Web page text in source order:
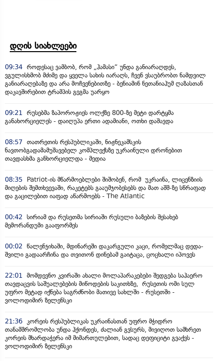
დღის სიახლეები
09:34 როდესაც ვამბობ, რომ „ჰამასი“ უნდა განიარაღდეს,
ვგულისხმობ მძიმე და ყველა სახის იარაღს, ჩვენ ვსაუბრობთ ნამდვილ
განიარაღებაზე და არა მოჩვენებითზე - ბენიამინ ნეთანიაჰუმ ღაზასთან
დაკავშირებით ტრამპის გეგმა უარყო
09:21
რუსებმა ზაპოროჟიეს ოლქზე 800-ზე მეტი დარტყმა
განახორციელეს - დაიღუპა ერთი ადამიანი, ოთხი დაშავდა
08:57 თათრეთის რესპუბლიკაში, ნიჟნეკამსკის
ნავთობგადამამუშავებელ კომპლექსზე უკრაინული დრონებით
თავდასხმა განხორციელდა - მედია
08:35
Patriot-ის მწარმოებლები შიშობენ, რომ უკრაინა, ლიცენზიის
მიღების შემთხვევაში, რაკეტებს გააუმჯობესებს და მათ აშშ-ზე სწრაფად
და გაცილებით იაფად აწარმოებს - The Atlantic
00:42
სირიამ და რუსეთმა სირიაში რუსული ბაზების შესახებ
მემორანდუმი გააფორმეს
00:02
წალენჯიხაში, მდინარეში დაკარგული კაცი, რომელმაც დედა-
შვილი გადაარჩინა და თვითონ დინებამ გაიტაცა, ცოცხალი იპოვეს
22:01
მომდევნო კვირაში ახალი მოლაპარაკებები შედგება საჰაერო
თავდაცვის საშუალებების მიწოდების საკითხზე, რუსეთის ომი სულ
უფრო მეტად იქნება საგრძნობი მათივე სახლში - რუსეთში -
ვოლოდიმირ ზელენსკი
21:36
კორეის რესპუბლიკას უკრაინასთან უფრო მჭიდრო
თანამშრომლობა უნდა ჰქონდეს, ძალიან გვსურს, მივიღოთ სამხრეთ
კორეის მხარდაჭერა იმ მიმართულებით, სადაც დეფიციტი გვაქვს -
ვოლოდიმირ ზელენსკი